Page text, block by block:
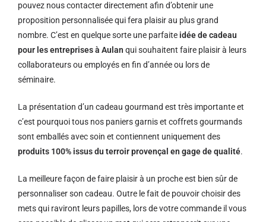
pouvez nous contacter directement afin d’obtenir une
proposition personnalisée qui fera plaisir au plus grand
nombre. C’est en quelque sorte une parfaite idée de cadeau
pour les entreprises à Aulan qui souhaitent faire plaisir à leurs
collaborateurs ou employés en fin d’année ou lors de
séminaire.
La présentation d’un cadeau gourmand est très importante et
c’est pourquoi tous nos paniers garnis et coffrets gourmands
sont emballés avec soin et contiennent uniquement des
produits 100% issus du terroir provençal en gage de qualité.
La meilleure façon de faire plaisir à un proche est bien sûr de
personnaliser son cadeau. Outre le fait de pouvoir choisir des
mets qui raviront leurs papilles, lors de votre commande il vous